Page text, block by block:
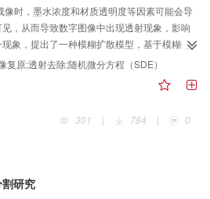
展示出卓越的去雾效果和良好的泛化性，为
新思路，有望为飞机结冰与防除冰研究提供
。
像时，墨水浓度和材质透明度等因素可能会导
，从而导致数字图像中出现透射现象，影响
象，提出了一种模糊扩散模型，基于模糊逻
验知识，增强扩散模型处理文档图像中随机
像的透射现象，而且增强了图像的视觉效果。
分方程连续添加随机噪声降低原始图像质
的透射均值状态，随后在噪声网络中引入模
隶属度关系，使模型更好地学习噪声和数据分
将所提方法分别在合成灰度数据集和合成彩
成数据集和2个真实数据集上进行测试，与代
法取得了最好的视觉效果，且在一定程度上
复原;透射去除;随机微分方程（SDE）
301
| 784 | 0
研究